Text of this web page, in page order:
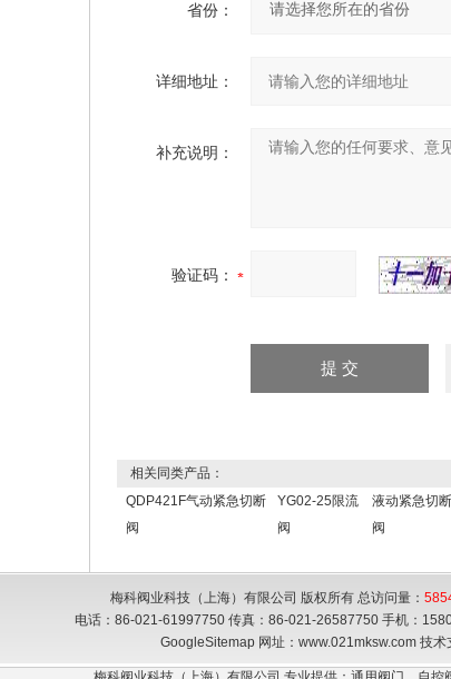
省份：
详细地址：
补充说明：
验证码：
相关同类产品：
QDP421F气动紧急切断
阀
YG02-25限流
阀
液动紧急切断
阀
梅科阀业科技（上海）有限公司 版权所有 总访问量：
电话：86-021-61997750 传真：86-021-26587750 手机：
GoogleSitemap网址：www.021mksw.com 技术